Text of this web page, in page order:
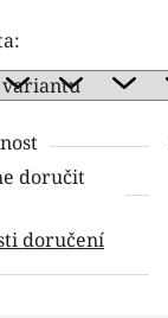
doručit
doručení